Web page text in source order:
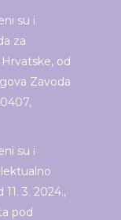
su i
za
od
Zavoda
su i
3. 2024.,
pod